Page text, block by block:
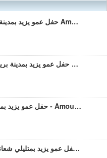
حفل عمو يزيد بمدينة زلفانة ولاية غرداية Amou Yazid Show à Zelfana Wilaya de Ghardaia
حفل عمو يزيد بمدينة بريان الجزء 2 - غرداية Amou Yazid Show à Beriane Partie 2 -Ghardaia
حفل عمو يزيد بمدينة غرداية الجزء 2 - Amou Yazid Show à Ghardaia Partie 2 -
حفل عمو يزيد بمتليلي شعانبة - غرداية الجزء 2 Amou Yazid Show à Metlili Partie 2 - à Ghardaia